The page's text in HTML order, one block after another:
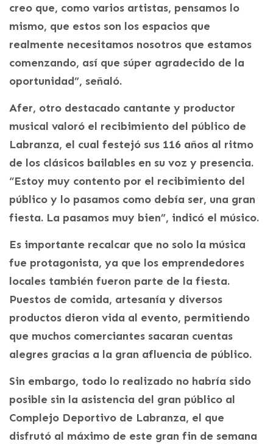
creo que, como varios artistas, pensamos lo
mismo, que estos son los espacios que
realmente necesitamos nosotros que estamos
comenzando, así que súper agradecido de la
oportunidad”, señaló.
Afer, otro destacado cantante y productor
musical valoró el recibimiento del público de
Labranza, el cual festejó sus 116 años al ritmo
de los clásicos bailables en su voz y presencia.
“Estoy muy contento por el recibimiento del
público y lo pasamos como debía ser, una gran
fiesta. La pasamos muy bien”, indicó el músico.
Es importante recalcar que no solo la música
fue protagonista, ya que los emprendedores
locales también fueron parte de la fiesta.
Puestos de comida, artesanía y diversos
productos dieron vida al evento, permitiendo
que muchos comerciantes sacaran cuentas
alegres gracias a la gran afluencia de público.
Sin embargo, todo lo realizado no habría sido
posible sin la asistencia del gran público al
Complejo Deportivo de Labranza, el que
disfrutó al máximo de este gran fin de semana